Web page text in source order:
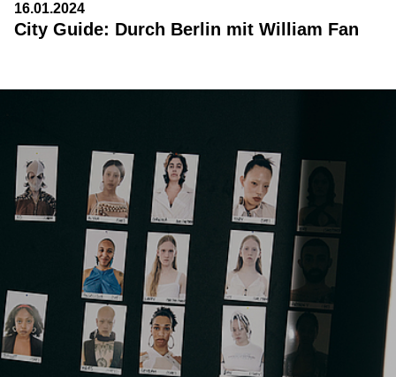
16.01.2024
City Guide: Durch Berlin mit William Fan